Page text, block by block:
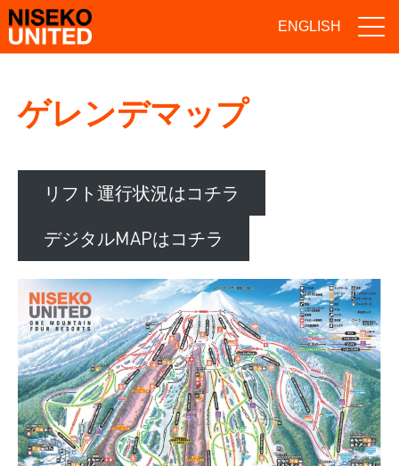
ENGLISH
ゲレンデマップ
リフト運行状況はコチラ
デジタルMAPはコチラ